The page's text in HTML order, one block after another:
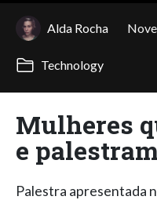
Alda Rocha
Technology
Mulheres
e
Palestra apresentada